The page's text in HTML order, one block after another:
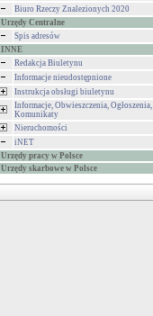
Biuro Rzeczy Znalezionych 2020
Urzędy Centralne
Spis adresów
INNE
Redakcja Biuletynu
Informacje nieudostępnione
Instrukcja obsługi biuletynu
Informacje, Obwieszczenia,
Komunikaty
Nieruchomości
iNET
Urzędy pracy w Polsce
Urzędy skarbowe w Polsce